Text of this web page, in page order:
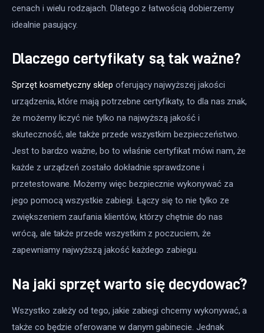
cenach i wielu rodzajach. Dlatego z łatwością dobierzemy
idealnie pasujący.
Dlaczego certyfikaty są tak ważne?
Sprzęt kosmetyczny sklep oferujący najwyższej jakości
urządzenia, które mają potrzebne certyfikaty, to dla nas znak,
że możemy liczyć nie tylko na najwyższą jakość i
skuteczność, ale także przede wszystkim bezpieczeństwo.
Jest to bardzo ważne, bo to właśnie certyfikat mówi nam, że
każde z urządzeń zostało dokładnie sprawdzone i
przetestowane. Możemy więc bezpiecznie wykonywać za
jego pomocą wszystkie zabiegi. Łączy się to nie tylko ze
zwiększeniem zaufania klientów, którzy chętnie do nas
wrócą, ale także przede wszystkim z poczuciem, że
zapewniamy najwyższą jakość każdego zabiegu.
Na jaki sprzęt warto się decydować?
Wszystko zależy od tego, jakie zabiegi chcemy wykonywać, a
także co będzie oferowane w danym gabinecie. Jednak